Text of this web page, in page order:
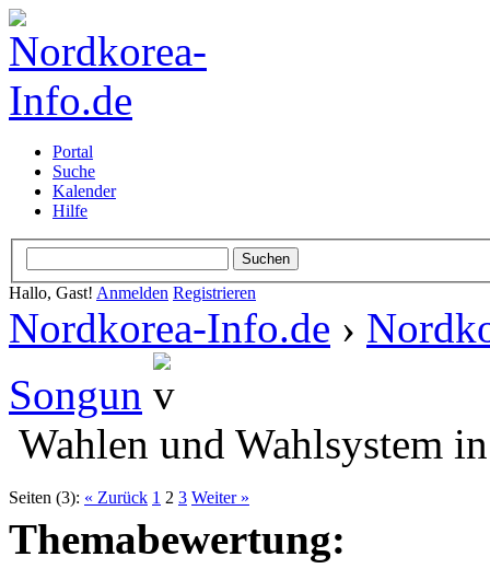
Portal
Suche
Kalender
Hilfe
Hallo, Gast! Anmelden Registrieren
Nordkorea-Info.de ›
Songun
Wahlen und Wahlsystem
Seiten (3): « Zurück 1 2 3 Weiter »
Themabewertung: